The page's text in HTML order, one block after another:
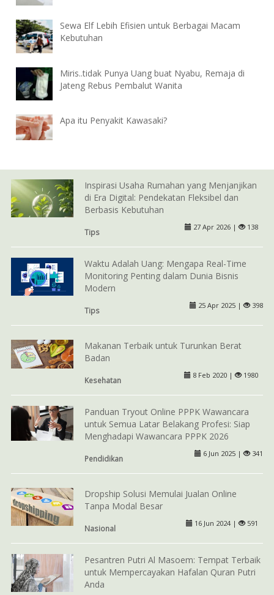
Sewa Elf Lebih Efisien untuk Berbagai Macam
Kebutuhan
Miris..tidak Punya Uang buat Nyabu, Remaja di
Jateng Rebus Pembalut Wanita
Apa itu Penyakit Kawasaki?
Inspirasi Usaha Rumahan yang Menjanjikan
di Era Digital: Pendekatan Fleksibel dan
Berbasis Kebutuhan
Tips
27 Apr 2026 | 138
Waktu Adalah Uang: Mengapa Real-Time
Monitoring Penting dalam Dunia Bisnis
Modern
Tips
25 Apr 2025 | 398
Makanan Terbaik untuk Turunkan Berat
Badan
Kesehatan
8 Feb 2020 | 1980
Panduan Tryout Online PPPK Wawancara
untuk Semua Latar Belakang Profesi: Siap
Menghadapi Wawancara PPPK 2026
Pendidikan
6 Jun 2025 | 341
Dropship Solusi Memulai Jualan Online
Tanpa Modal Besar
Nasional
16 Jun 2024 | 591
Pesantren Putri Al Masoem: Tempat Terbaik
untuk Mempercayakan Hafalan Quran Putri
Anda